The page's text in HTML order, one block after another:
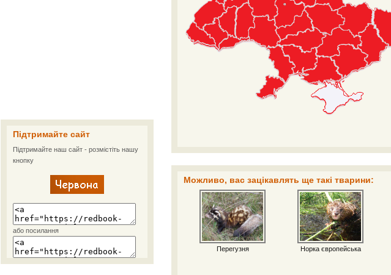
Підтримайте сайт
Підтримайте наш сайт - розмістіть нашу
кнопку
або посилання
Можливо, вас зацікавлять ще такі тварини:
Перегузня Норка європейська